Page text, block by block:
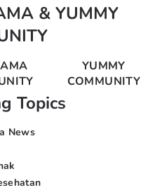
& YUMMY
YUMMY
COMMUNITY
Topics
News